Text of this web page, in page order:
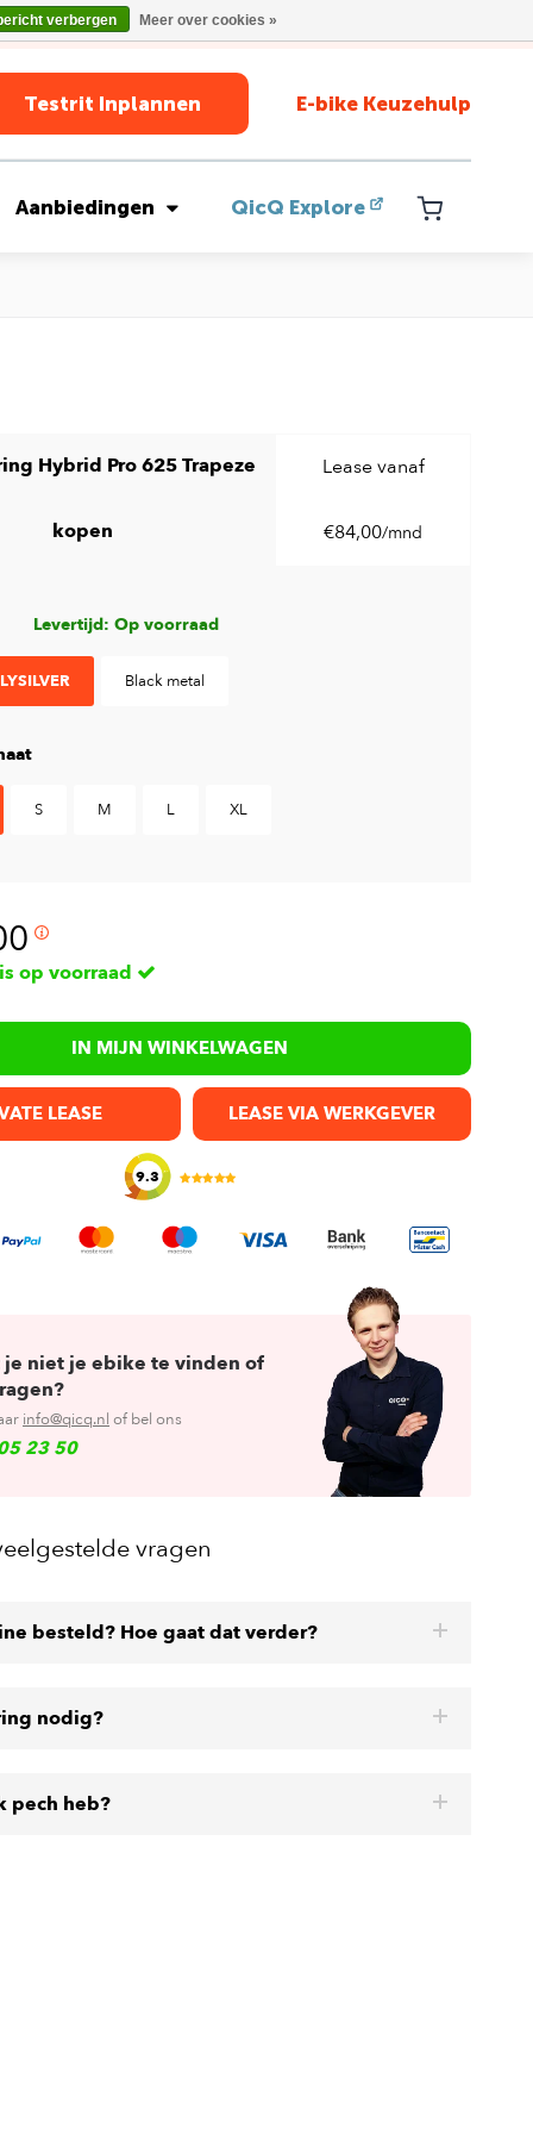
Testrit Inplannen E-bike Keuzehulp
Aanbiedingen QicQ Explore
Hybrid Pro 625 Trapeze
kopen
Lease vanaf
€84,00/mnd
Levertijd: Op voorraad
Black metal
S M L XL
op voorraad
IN MIJN WINKELWAGEN
LEASE LEASE VIA WERKGEVER
9.3
je niet je ebike te vinden of
info@qicq.nl of bel ons
23 50
vragen
besteld? Hoe gaat dat verder?
nodig?
pech heb?
verbergen Meer over cookies »